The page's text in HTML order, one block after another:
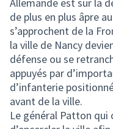
de plus en plus âpre
s’approchent de la
la ville de Nancy
défense ou se
appuyés par
d’infanterie
avant de la ville.
Le général Patton qui